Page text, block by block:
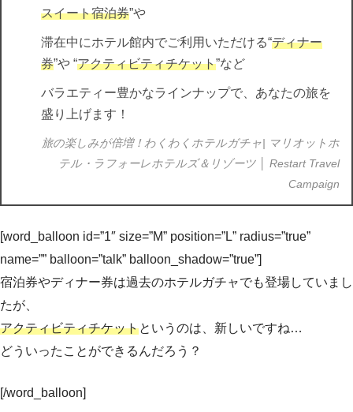
スイート宿泊券”や
滞在中にホテル館内でご利用いただける“ディナー
券”や “アクティビティチケット”など
バラエティー豊かなラインナップで、あなたの旅を
盛り上げます！
旅の楽しみが倍増！わくわくホテルガチャ| マリオットホ
テル・ラフォーレホテルズ＆リゾーツ │ Restart Travel
Campaign
[word_balloon id=”1″ size=”M” position=”L” radius=”true”
name=”” balloon=”talk” balloon_shadow=”true”]
宿泊券やディナー券は過去のホテルガチャでも登場していまし
たが、
アクティビティチケットというのは、新しいですね…
どういったことができるんだろう？
[/word_balloon]